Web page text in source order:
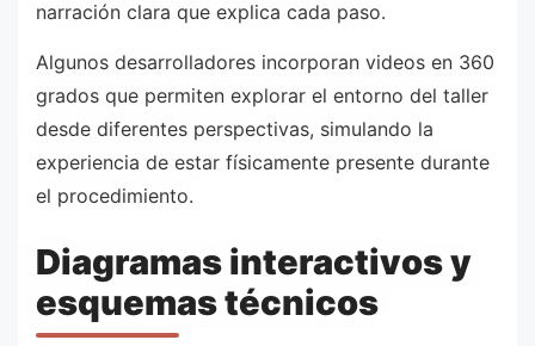
narración clara que explica cada paso.
Algunos desarrolladores incorporan videos en 360
grados que permiten explorar el entorno del taller
desde diferentes perspectivas, simulando la
experiencia de estar físicamente presente durante
el procedimiento.
Diagramas interactivos y
esquemas técnicos